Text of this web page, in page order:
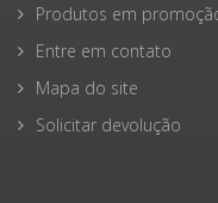
Produtos em
Entre em contato
Mapa do site
Solicitar devolução